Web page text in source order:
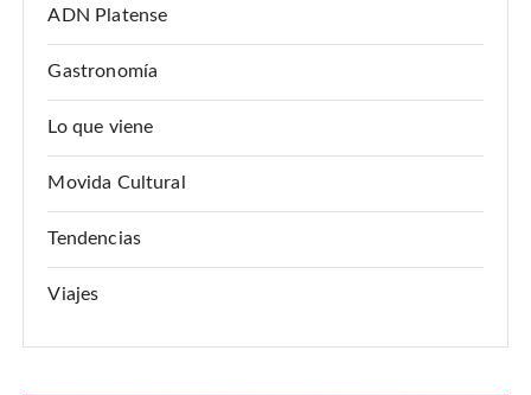
ADN Platense
Gastronomía
Lo que viene
Movida Cultural
Tendencias
Viajes